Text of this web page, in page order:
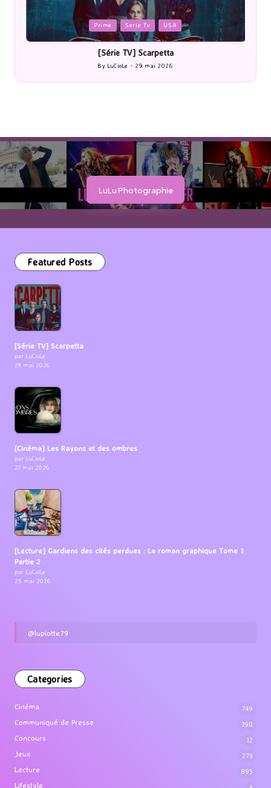
Posted
in
Prime Serie Tv USA
[Série TV] Scarpetta
Posted
by
By LuCioLe 29 mai 2026
LuLu Photographie
Featured Posts
[Série TV] Scarpetta
par LuCioLe
29 mai 2026
[Cinéma] Les Rayons et des ombres
par LuCioLe
27 mai 2026
[Lecture] Gardiens des cités perdues : Le roman graphique Tome 1
Partie 2
par LuCioLe
25 mai 2026
@lupiotte79
Categories
Cinéma 749
Communiqué de Presse 190
Concours 12
Jeux 279
Lecture 895
Lifestyle